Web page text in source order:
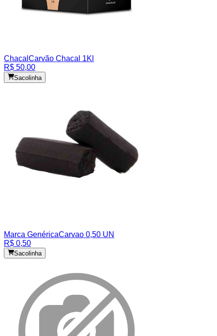
Chacal Carvão Chacal 1Kl
R$ 50,00
Sacolinha
Marca GenéricaCarvao 0,50 UN
R$ 0,50
Sacolinha